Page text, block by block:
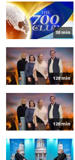
30 min
120 min
120 min